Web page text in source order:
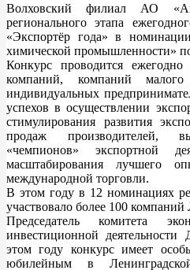
Волховский филиал АО
регионального этапа
«Экспортёр года» в
химической промышленности»
Конкурс проводится
компаний, компаний
индивидуальных
успехов в осуществлении
стимулирования развития
продаж производителей,
«чемпионов» экспортной
масштабирования лучшего
международной торговли.
В этом году в 12 номинациях
участвовало более 100 компаний
Председатель комитета
инвестиционной
этом году конкурс имеет
юбилейным в